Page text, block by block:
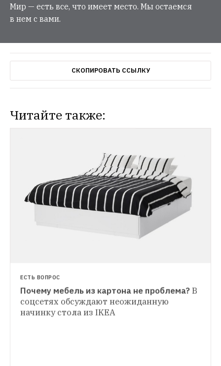
Мир — есть все, что имеет место. Мы остаемся
в нем с вами.
СКОПИРОВАТЬ ССЫЛКУ
Читайте также:
НОВОСТИ
ИКЕА анонсировала коллаборации с
adidas, Lego и СоланжКомпания
развивающие игрушки и элементы декора
ИНТЕРЬЕР НЕДЕЛИ
Как устроен офис ИКЕА Скандинавский
интерьер, в котором всегда чистота и
ЕСТЬ ВОПРОС
Почему мебель из картона не проблема? В
соцсетях обсуждают неожиданную
начинку стола из IKEA